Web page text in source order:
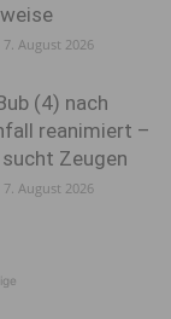
7. August 2026
(4) nach
reanimiert –
Zeugen
7. August 2026